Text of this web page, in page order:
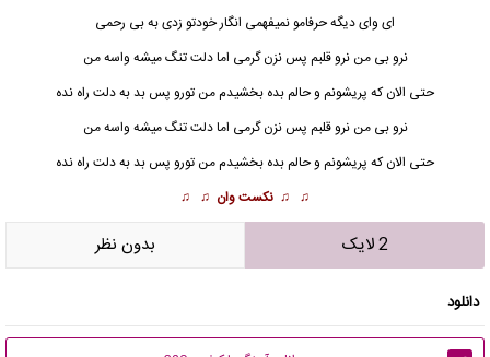
ای وای دیگه حرفامو نمیفهمی انگار خودتو زدی به بی رحمی
نرو بی من نرو قلبم پس نزن گرمی اما دلت تنگ میشه واسه من
حتی الان که پریشونم و حالم بده بخشیدم من تورو پس بد به دلت راه نده
نرو بی من نرو قلبم پس نزن گرمی اما دلت تنگ میشه واسه من
حتی الان که پریشونم و حالم بده بخشیدم من تورو پس بد به دلت راه نده
♫ ♫ نکست وان ♫ ♫
2 لایک بدون نظر
دانلود